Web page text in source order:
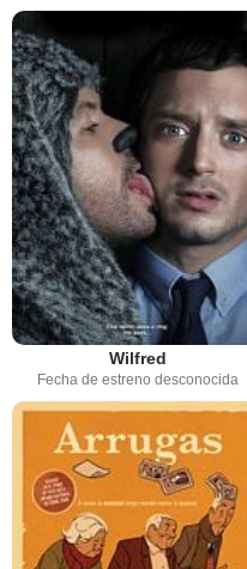
Wilfred
Fecha de estreno desconocida